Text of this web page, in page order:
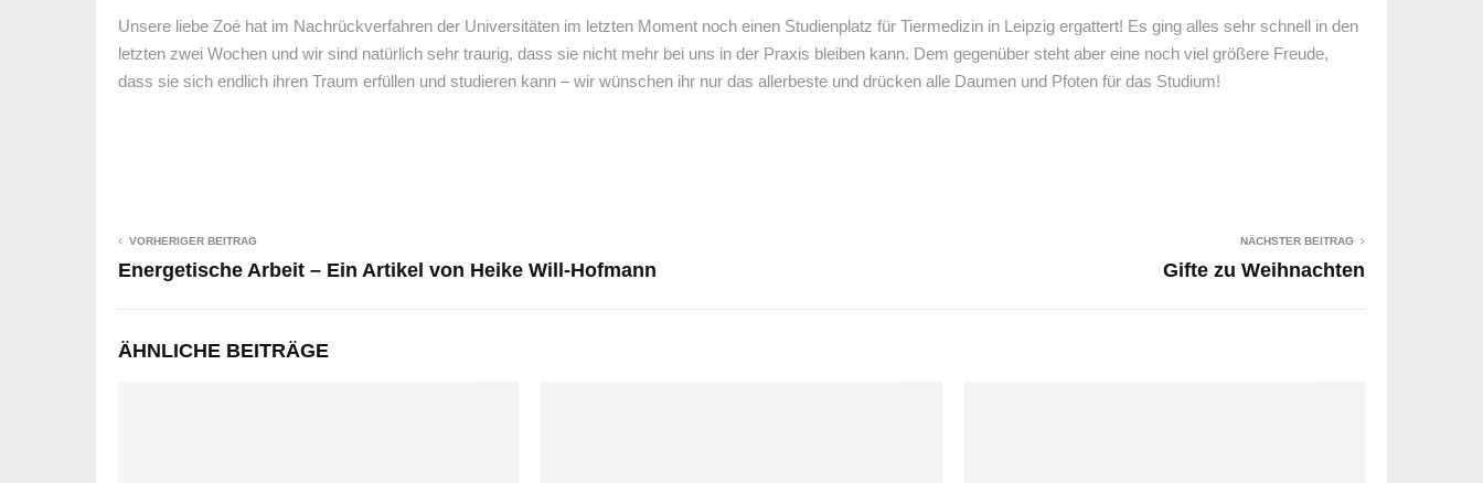
Unsere liebe Zoé hat im Nachrückverfahren der Universitäten im letzten Moment noch einen Studienplatz für Tiermedizin in Leipzig ergattert! Es ging alles sehr schnell in den
letzten zwei Wochen und wir sind natürlich sehr traurig, dass sie nicht mehr bei uns in der Praxis bleiben kann. Dem gegenüber steht aber eine noch viel größere Freude,
dass sie sich endlich ihren Traum erfüllen und studieren kann – wir wünschen ihr nur das allerbeste und drücken alle Daumen und Pfoten für das Studium!
VORHERIGER BEITRAG
Energetische Arbeit – Ein Artikel von Heike Will-Hofmann
NÄCHSTER BEITRAG
Gifte zu Weihnachten
ÄHNLICHE BEITRÄGE